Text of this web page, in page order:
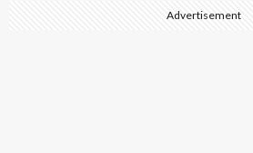
Advertisement